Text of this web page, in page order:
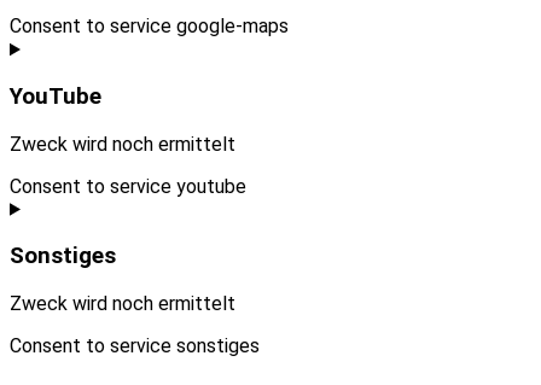
Consent to service google-maps
YouTube
Zweck wird noch ermittelt
Consent to service youtube
Sonstiges
Zweck wird noch ermittelt
Consent to service sonstiges